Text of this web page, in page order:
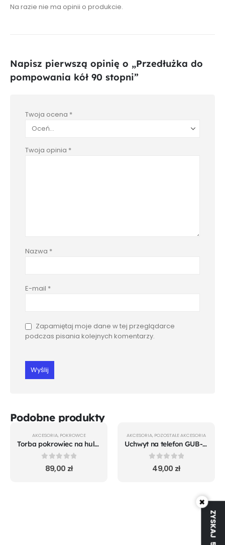
Na razie nie ma opinii o produkcie.
Napisz pierwszą opinię o „Przedłużka do
pompowania kół 90 stopni”
Twoja ocena *
Twoja opinia *
Nazwa *
E-mail *
Zapamiętaj moje dane w tej przeglądarce
podczas pisania kolejnych komentarzy.
Podobne produkty
AKCESORIA, POKROWCE
Torba pokrowiec na hulajnogę elektryczną rozmiar XL
0out of 5
89,00 zł
AKCESORIA, POZOSTAŁE AKCESORIA
Uchwyt na telefon GUB-85
out of 5
49,00 zł
×